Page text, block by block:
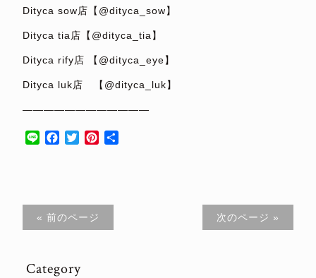
Dityca sow店【@dityca_sow】
Dityca tia店【@dityca_tia】
Dityca rify店 【@dityca_eye】
Dityca luk店 【@dityca_luk】
————————————
Line Facebook
TwitterPinterest
« 前のページ 次のページ »
Category